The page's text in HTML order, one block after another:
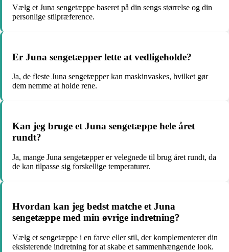
Vælg et Juna sengetæppe baseret på din sengs størrelse og din
personlige stilpræference.
Er Juna sengetæpper lette at vedligeholde?
Ja, de fleste Juna sengetæpper kan maskinvaskes, hvilket gør
dem nemme at holde rene.
Kan jeg bruge et Juna sengetæppe hele året
rundt?
Ja, mange Juna sengetæpper er velegnede til brug året rundt, da
de kan tilpasse sig forskellige temperaturer.
Hvordan kan jeg bedst matche et Juna
sengetæppe med min øvrige indretning?
Vælg et sengetæppe i en farve eller stil, der komplementerer din
eksisterende indretning for at skabe et sammenhængende look.